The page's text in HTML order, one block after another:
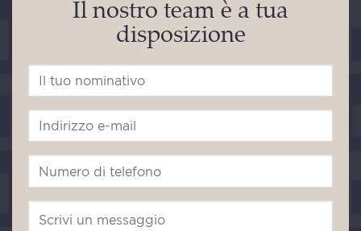
Il nostro team è a tua
disposizione